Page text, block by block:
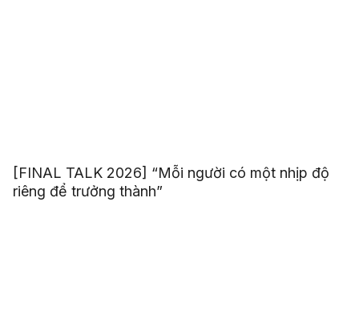
[FINAL TALK 2026] “Mỗi người có một nhịp độ
riêng để trưởng thành”